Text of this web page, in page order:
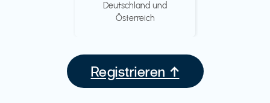
Deutschland und
Österreich
Registrieren ↑